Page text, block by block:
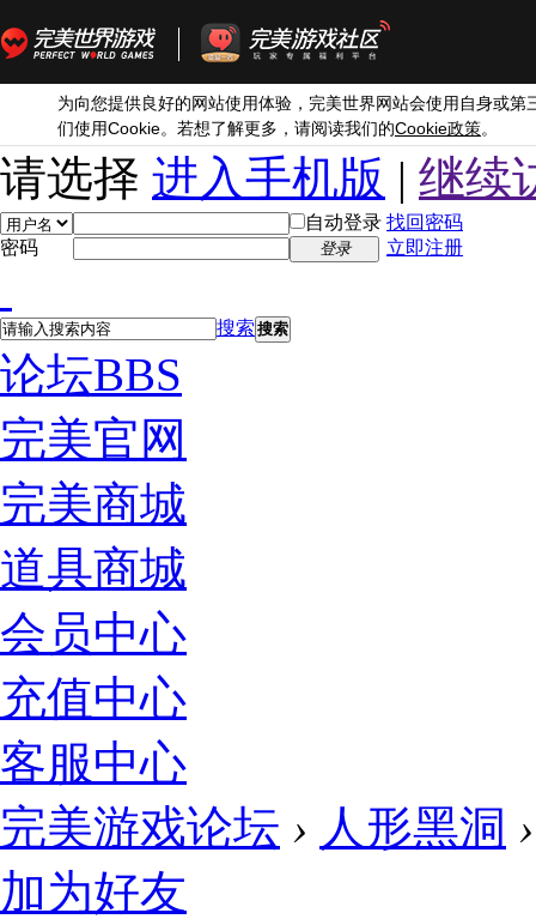
为向您提供良好的网站使用体验，完美世界网站会使用自身或第
们使用Cookie。若想了解更多，请阅读我们的Cookie政策。
请选择 进入手机版 | 继续
自动登录 找回密码
密码
登录 立即注册
搜索 搜索
论坛BBS
完美官网
完美商城
道具商城
会员中心
充值中心
客服中心
完美游戏论坛 › 人形黑洞 ›
加为好友